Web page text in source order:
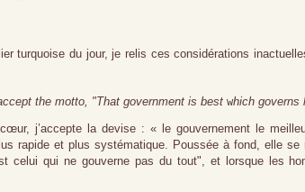
turquoise du jour, je relis ces considérations
the motto, "That government is best which governs
j’accepte la devise : « le gouvernement le
rapide et plus systématique. Poussée à fond, elle
celui qui ne gouverne pas du tout", et lorsque les